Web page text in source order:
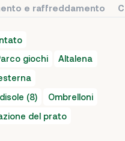
e raffreddamento
giochi
Altalena
(8)
Ombrelloni
del prato